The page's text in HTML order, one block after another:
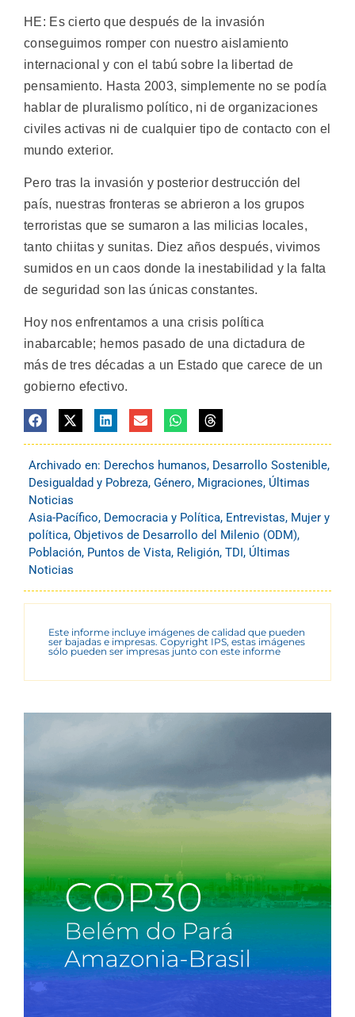
HE: Es cierto que después de la invasión
conseguimos romper con nuestro aislamiento
internacional y con el tabú sobre la libertad de
pensamiento. Hasta 2003, simplemente no se podía
hablar de pluralismo político, ni de organizaciones
civiles activas ni de cualquier tipo de contacto con el
mundo exterior.
Pero tras la invasión y posterior destrucción del
país, nuestras fronteras se abrieron a los grupos
terroristas que se sumaron a las milicias locales,
tanto chiitas y sunitas. Diez años después, vivimos
sumidos en un caos donde la inestabilidad y la falta
de seguridad son las únicas constantes.
Hoy nos enfrentamos a una crisis política
inabarcable; hemos pasado de una dictadura de
más de tres décadas a un Estado que carece de un
gobierno efectivo.
Archivado en: Derechos humanos, Desarrollo Sostenible,
Desigualdad y Pobreza, Género, Migraciones, Últimas
Noticias
Asia-Pacífico, Democracia y Política, Entrevistas, Mujer y
política, Objetivos de Desarrollo del Milenio (ODM),
Población, Puntos de Vista, Religión, TDI, Últimas
Noticias
Este informe incluye imágenes de calidad que pueden
ser bajadas e impresas. Copyright IPS, estas imágenes
sólo pueden ser impresas junto con este informe